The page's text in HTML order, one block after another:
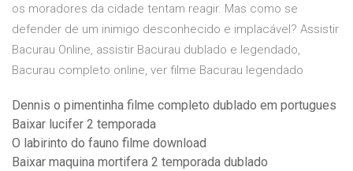
os moradores da cidade tentam reagir. Mas como se
defender de um inimigo desconhecido e implacável? Assistir
Bacurau Online, assistir Bacurau dublado e legendado,
Bacurau completo online, ver filme Bacurau legendado
Dennis o pimentinha filme completo dublado em portugues
Baixar lucifer 2 temporada
O labirinto do fauno filme download
Baixar maquina mortifera 2 temporada dublado